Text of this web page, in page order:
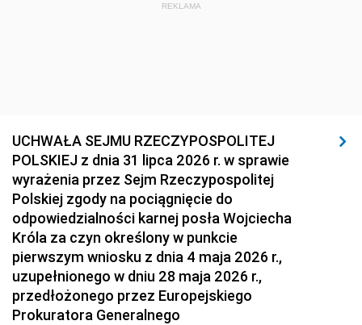
REKLAMA
UCHWAŁA SEJMU RZECZYPOSPOLITEJ
POLSKIEJ z dnia 31 lipca 2026 r. w sprawie
wyrażenia przez Sejm Rzeczypospolitej
Polskiej zgody na pociągnięcie do
odpowiedzialności karnej posła Wojciecha
Króla za czyn określony w punkcie
pierwszym wniosku z dnia 4 maja 2026 r.,
uzupełnionego w dniu 28 maja 2026 r.,
przedłożonego przez Europejskiego
Prokuratora Generalnego